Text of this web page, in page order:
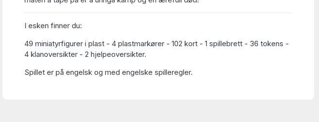
I esken finner du:
49 miniatyrfigurer i plast - 4 plastmarkører - 102 kort - 1 spillebrett - 36 tokens -
4 klanoversikter - 2 hjelpeoversikter.
Spillet er på engelsk og med engelske spilleregler.